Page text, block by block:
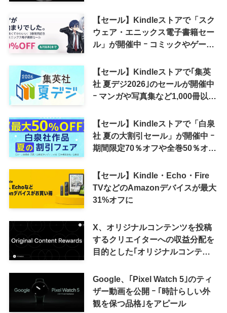
【セール】Kindleストアで「スク
ウェア・エニックス電子書籍セー
ル」が開催中 ｰ コミックやゲーム
【セール】Kindleストアで｢集英
社 夏デジ2026｣のセールが開催中
ｰ マンガや写真集など1,000冊以上
【セール】Kindleストアで「白泉
社 夏の大割引セール」が開催中 ｰ
期間限定70％オフや全巻50％オフ
【セール】Kindle・Echo・Fire
TVなどのAmazonデバイスが最大
31%オフに
X、オリジナルコンテンツを投稿
するクリエイターへの収益分配を
目的とした｢オリジナルコンテン
来の｢収益分配｣は廃止
Google、｢Pixel Watch 5｣のティ
ザー動画を公開 ｰ ｢時計らしい外
観を保つ品格｣をアピール